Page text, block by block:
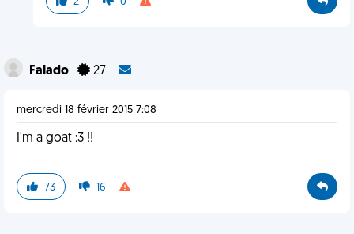
Falado 27
mercredi 18 février 2015 7:08
I'm a goat :3 !!
73 16